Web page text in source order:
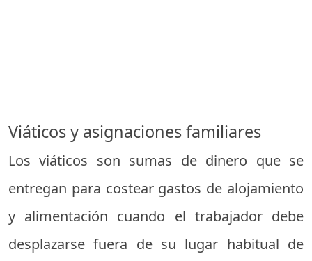
Viáticos y asignaciones familiares
Los viáticos son sumas de dinero que se
entregan para costear gastos de alojamiento
y alimentación cuando el trabajador debe
desplazarse fuera de su lugar habitual de